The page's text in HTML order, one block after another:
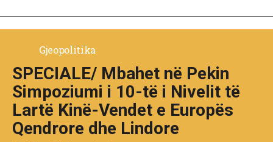
Gjeopolitika
SPECIALE/ Mbahet në Pekin
Simpoziumi i 10-të i Nivelit të
Lartë Kinë-Vendet e Europës
Qendrore dhe Lindore